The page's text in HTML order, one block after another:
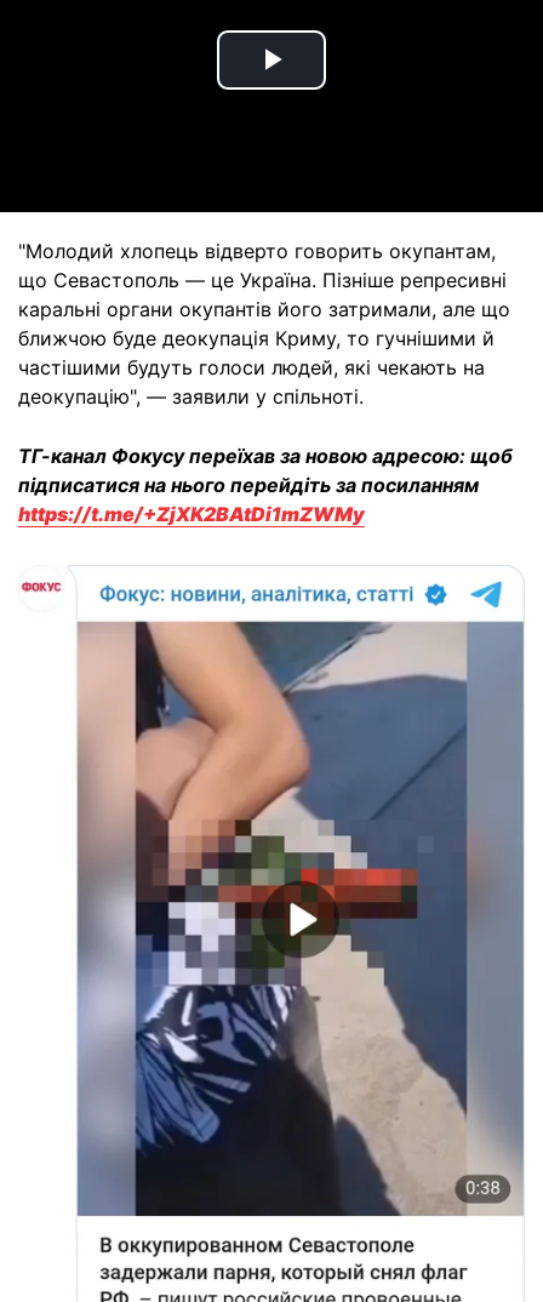
Play
"Молодий хлопець відверто говорить окупантам,
що Севастополь — це Україна. Пізніше репресивні
каральні органи окупантів його затримали, але що
ближчою буде деокупація Криму, то гучнішими й
частішими будуть голоси людей, які чекають на
деокупацію", — заявили у спільноті.
ТГ-канал Фокусу переїхав за новою адресою: щоб
підписатися на нього перейдіть за посиланням
https://t.me/+ZjXK2BAtDi1mZWMy